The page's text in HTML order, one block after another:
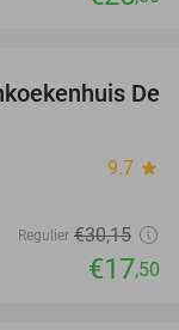
42%De
9.7 star
Regulier €30,15
€17,50